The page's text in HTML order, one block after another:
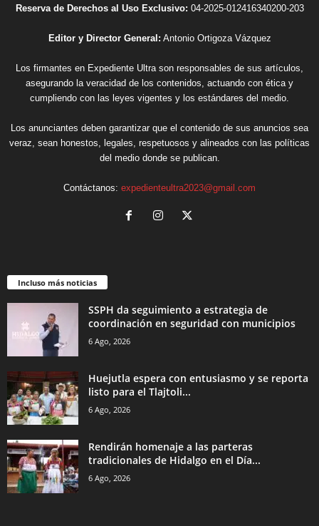
Reserva de Derechos al Uso Exclusivo: 04-2025-012416340200-203
Editor y Director General: Antonio Ortigoza Vázquez
Los firmantes en Expediente Ultra son responsables de sus artículos,
asegurando la veracidad de los contenidos, actuando con ética y
cumpliendo con las leyes vigentes y los estándares del medio.
Los anunciantes deben garantizar que el contenido de sus anuncios sea
veraz, sean honestos, legales, respetuosos y alineados con las políticas
del medio donde se publican.
Contáctanos: expedienteultra2023@gmail.com
Incluso más noticias
SSPH da seguimiento a estrategia de
coordinación en seguridad con municipios
6 Ago, 2026
Huejutla espera con entusiasmo y se reporta
listo para el Tlajtoli...
6 Ago, 2026
Rendirán homenaje a las parteras
tradicionales de Hidalgo en el Día...
6 Ago, 2026